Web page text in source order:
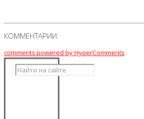
КОММЕНТАРИИ:
comments powered by HyperComments